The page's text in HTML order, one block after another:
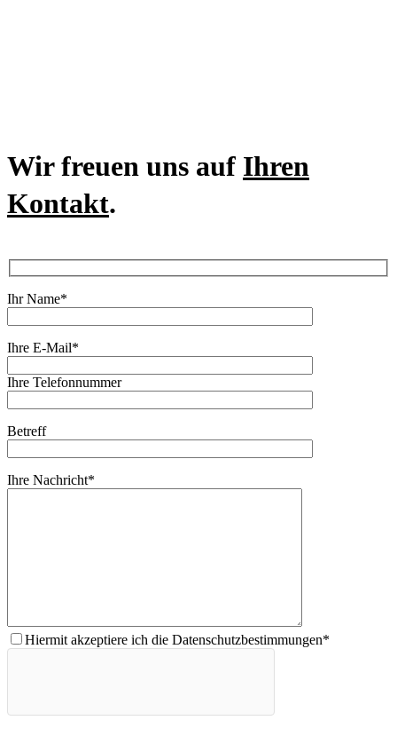
Wir freuen uns auf Ihren
Kontakt.
Ihr Name*
Ihre E-Mail*
Ihre Telefonnummer
Betreff
Ihre Nachricht*
Hiermit akzeptiere ich die Datenschutzbestimmungen*